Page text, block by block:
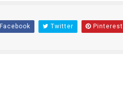
Facebook Twitter Pinterest